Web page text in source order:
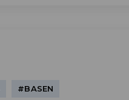
#BASEN